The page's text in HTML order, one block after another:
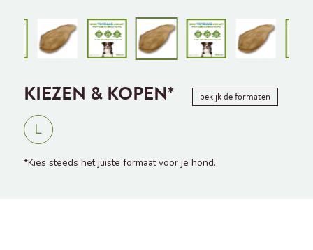
KIEZEN & KOPEN* bekijk de formaten
L
*Kies steeds het juiste formaat voor je hond.